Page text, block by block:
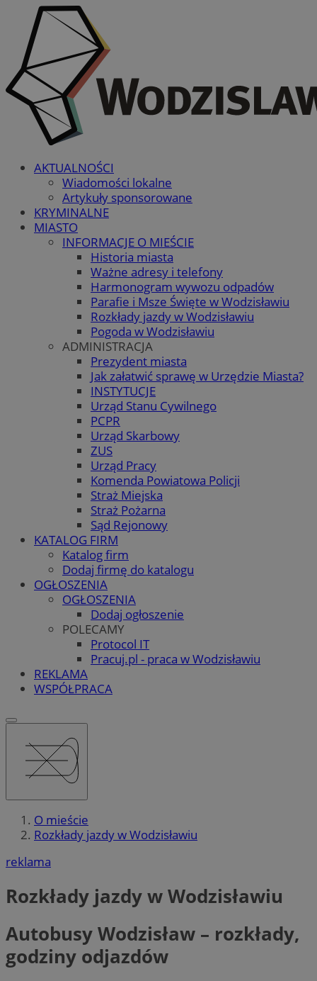
AKTUALNOŚCI
Wiadomości lokalne
Artykuły sponsorowane
KRYMINALNE
MIASTO
INFORMACJE O MIEŚCIE
Historia miasta
Ważne adresy i telefony
Harmonogram wywozu odpadów
Parafie i Msze Święte w Wodzisławiu
Rozkłady jazdy w Wodzisławiu
Pogoda w Wodzisławiu
ADMINISTRACJA
Prezydent miasta
Jak załatwić sprawę w Urzędzie Miasta?
INSTYTUCJE
Urząd Stanu Cywilnego
PCPR
Urząd Skarbowy
ZUS
Urząd Pracy
Komenda Powiatowa Policji
Straż Miejska
Straż Pożarna
Sąd Rejonowy
KATALOG FIRM
Katalog firm
Dodaj firmę do katalogu
OGŁOSZENIA
OGŁOSZENIA
Dodaj ogłoszenie
POLECAMY
Protocol IT
Pracuj.pl - praca w Wodzisławiu
REKLAMA
WSPÓŁPRACA
O mieście
Rozkłady jazdy w Wodzisławiu
reklama
Rozkłady jazdy w Wodzisławiu
Autobusy Wodzisław – rozkłady,
godziny odjazdów